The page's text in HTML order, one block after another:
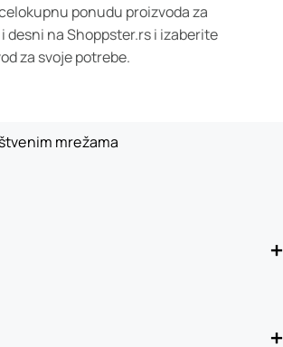
ponudu proizvoda za
desni na Shoppster.rs i izaberite
za svoje potrebe.
mrežama